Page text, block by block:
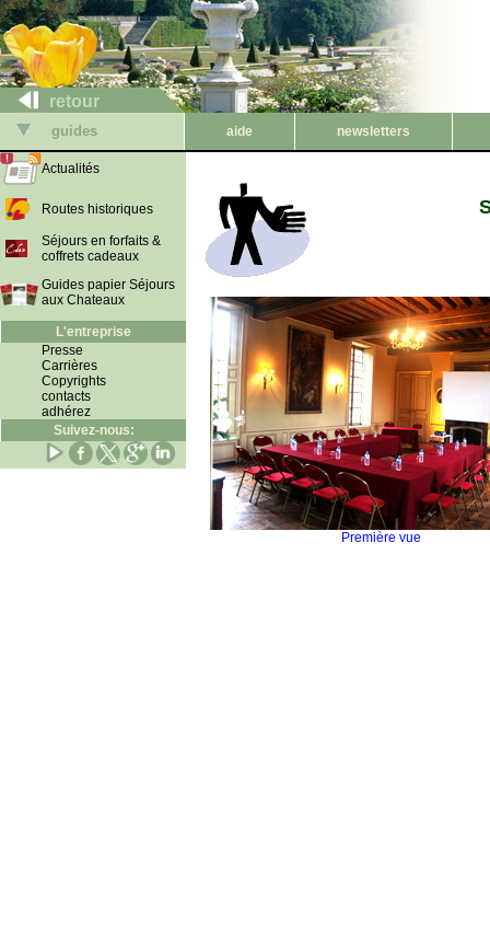
retour
guides aide newsletters
Actualités
Routes historiques
Séjours en forfaits &
coffrets cadeaux
Guides papier Séjours
aux Chateaux
L'entreprise
Presse
Carrières
Copyrights
contacts
adhérez
Suivez-nous:
Première vue